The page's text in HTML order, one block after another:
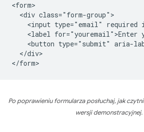
<form>
  <div class="form-group">
<input type="email" required
<label for="youremail">Enter
<button type="submit" aria-
  </div>
Po poprawieniu formularza posłuchaj, jak
wersji demonstracyjnej.